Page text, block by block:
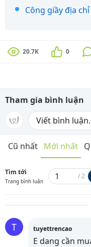
Công giầy địa
20.7K 0
Tham gia bình luận
Cũ nhất Mới nhất
Tìm tới
Trang bình luận
/2
T tuyettrencao
E dang cần